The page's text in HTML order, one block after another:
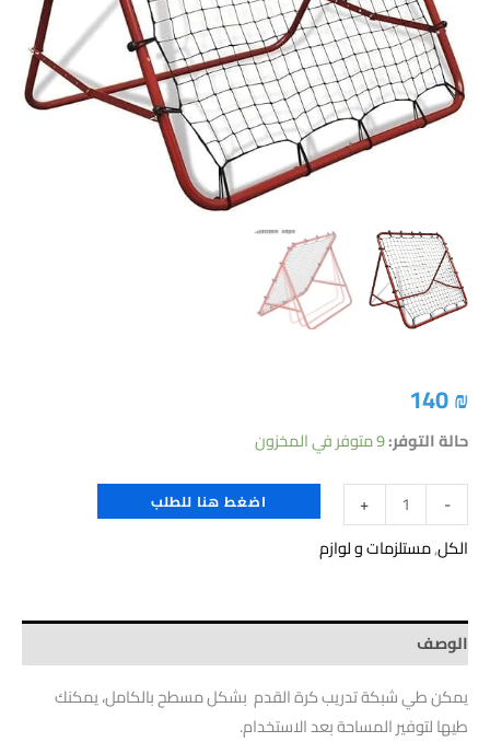
140₪
حالة التوفر:9 متوفر في المخزون
-
للتعديل
+ اضغط هنا للطلب
الكل,مستلزمات و لوازم
الوصف
يمكن طي شبكة تدريب كرة القدم بشكل مسطح بالكامل، يمكنك
طيها لتوفير المساحة بعد الاستخدام.